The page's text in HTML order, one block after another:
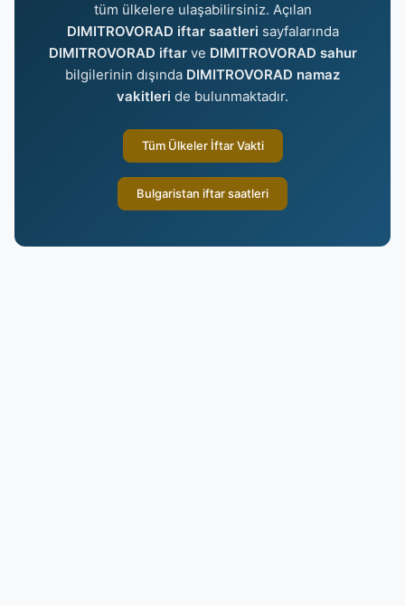
tüm ülkelere ulaşabilirsiniz. Açılan
DIMITROVORAD iftar saatleri sayfalarında
DIMITROVORAD iftarve DIMITROVORAD sahur
bilgilerinin dışında DIMITROVORAD namaz
vakitleri de bulunmaktadır.
Tüm Ülkeler İftar Vakti
Bulgaristan iftar saatleri